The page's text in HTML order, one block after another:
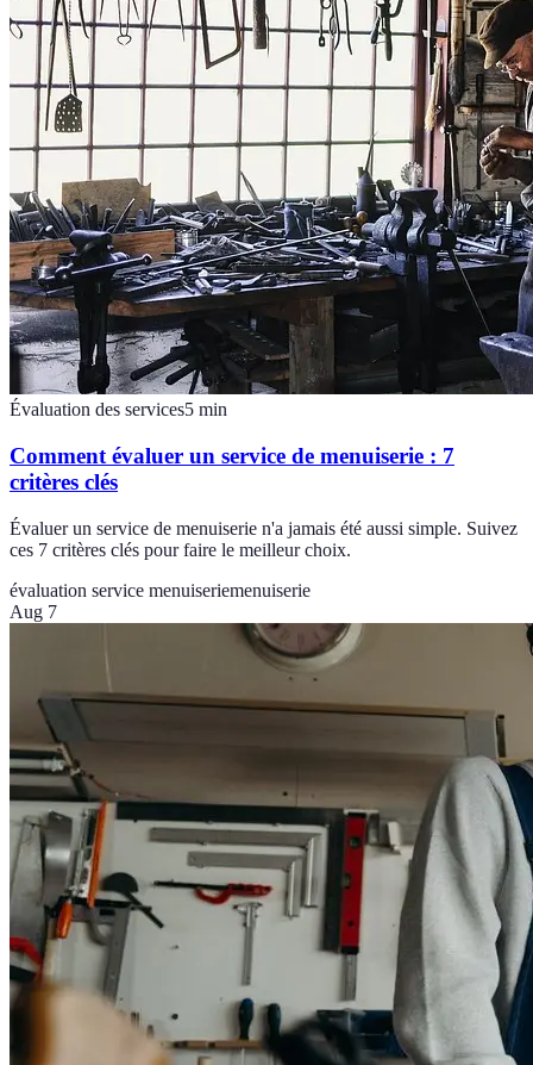
Évaluation des services5 min
Comment évaluer un service de menuiserie : 7
critères clés
Évaluer un service de menuiserie n'a jamais été aussi simple. Suivez
ces 7 critères clés pour faire le meilleur choix.
évaluation service menuiseriemenuiserie
Aug 7